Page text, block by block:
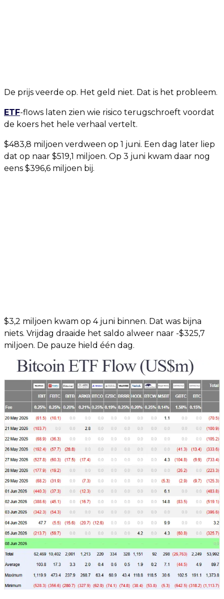
De prijs veerde op. Het geld niet. Dat is het probleem.
ETF-flows laten zien wie risico terugschroeft voordat
de koers het hele verhaal vertelt.
$483,8 miljoen verdween op 1 juni. Een dag later liep
dat op naar $519,1 miljoen. Op 3 juni kwam daar nog
eens $396,6 miljoen bij.
$3,2 miljoen kwam op 4 juni binnen. Dat was bijna
niets. Vrijdag draaide het saldo alweer naar -$325,7
miljoen. De pauze hield één dag.